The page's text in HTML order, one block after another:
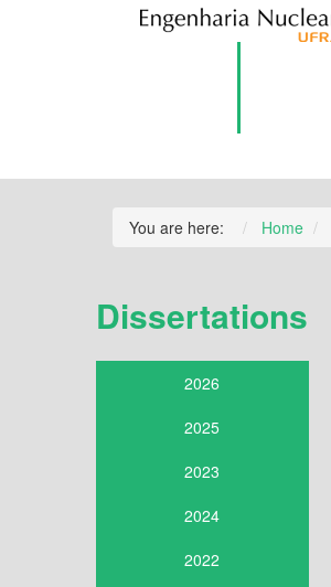
You are here: Home
Dissertations
2026
2025
2023
2024
2022